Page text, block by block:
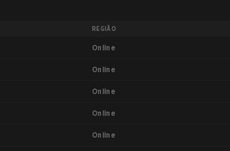
REGIÃO
Online
Online
Online
Online
Online